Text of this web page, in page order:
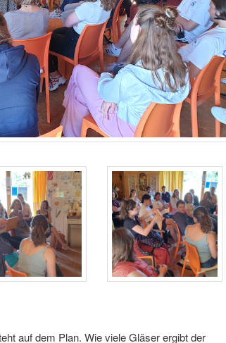
auf dem Plan. Wie viele Gläser ergibt der